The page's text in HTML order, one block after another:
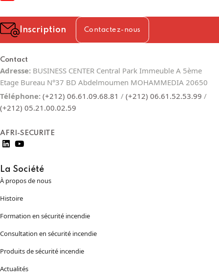
Inscription Contactez-nous
Contact
Adresse: BUSINESS CENTER Central Park Immeuble A 5ème
Etage Bureau N°37 BD Abdelmoumen MOHAMMEDIA 20650
Téléphone: (+212) 06.61.09.68.81 / (+212) 06.61.52.53.99 /
(+212) 05.21.00.02.59
AFRI-SECURITE
La Société
À propos de nous
Histoire
Formation en sécurité incendie
Consultation en sécurité incendie
Produits de sécurité incendie
Actualités